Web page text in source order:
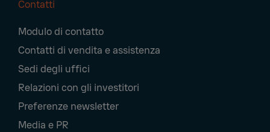
Navigation
Contatti
Modulo di contatto
Contatti di vendita e assistenza
Sedi degli uffici
Relazioni con gli investitori
Preferenze newsletter
Media e PR